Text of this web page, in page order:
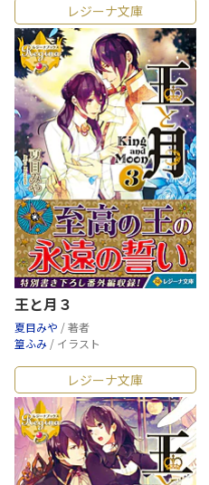
レジーナ文庫
王と月３
夏目みや / 著者
篁ふみ / イラスト
レジーナ文庫